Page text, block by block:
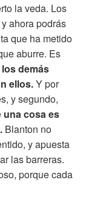
la veda. Los
ahora podrás
que ha metido
aburre. Es
demás
ellos.Y por
y segundo,
una cosa es
Blanton no
y apuesta
las barreras.
porque cada